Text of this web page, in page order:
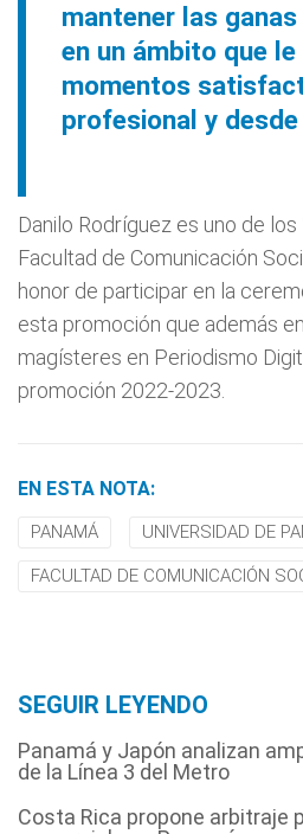
mantener las
en un ámbito que
momentos
profesional y
Danilo Rodríguez es uno de
Facultad de Comunicación
honor de participar en la
esta promoción que además
magísteres en Periodismo
promoción 2022-2023.
EN ESTA NOTA:
PANAMÁ UNIVERSIDAD DE
FACULTAD DE COMUNICACIÓN
SEGUIR LEYENDO
Panamá y Japón analizan
de la Línea 3 del Metro
Costa Rica propone arbitraje